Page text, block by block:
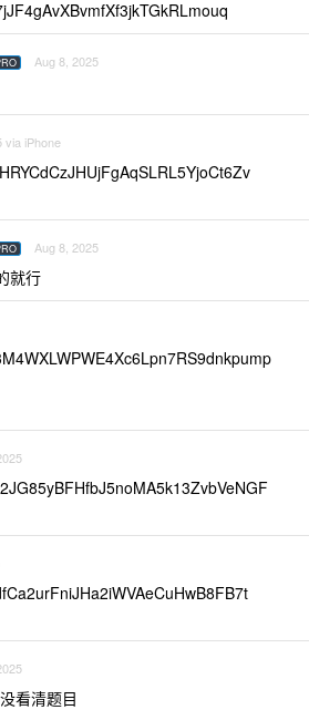
Aug 8, 2025
via iPhone
Aug 8, 2025
就行
看清题目